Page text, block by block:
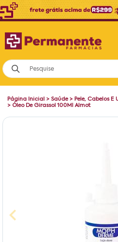
Página Inicial > Saúde> Pele, Cabelos E
> Óleo De Girassol 100Ml Almot